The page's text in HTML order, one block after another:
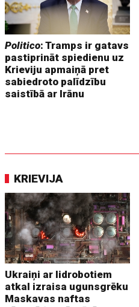
Politico: Tramps ir gatavs
pastiprināt spiedienu uz
Krieviju apmaiņā pret
sabiedroto palīdzību
saistībā ar Irānu
KRIEVIJA
Ukraiņi ar lidrobotiem
atkal izraisa ugunsgrēku
Maskavas naftas